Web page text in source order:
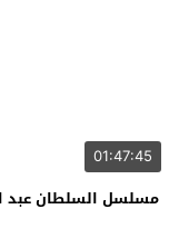
01:47:45
مسلسل السلطان عبد